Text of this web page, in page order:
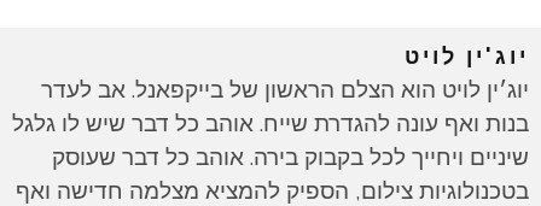
יוג'ין לויט
יוג׳ין לויט הוא הצלם הראשון של בייקפאנל. אב לעדר
בנות ואף עונה להגדרת שייח. אוהב כל דבר שיש לו גלגל
שיניים ויחייך לכל בקבוק בירה. אוהב כל דבר שעוסק
בטכנולוגיות צילום, הספיק להמציא מצלמה חדישה ואף